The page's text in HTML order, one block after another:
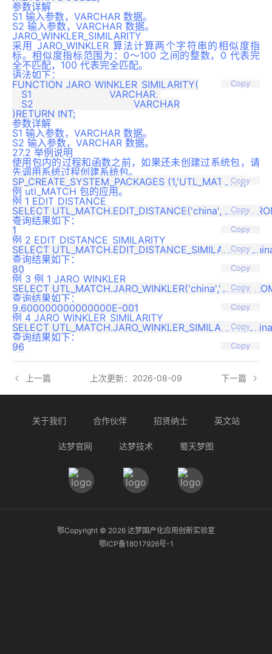
参数详解
S1 输入参数，VARCHAR 数据。
S2 输入参数，VARCHAR 数据。
JARO_WINKLER_SIMILARITY
采用 JARO_WINKLER 算法计算两个字符串的相似度指
标。相似度指标范围为：0～100 之间的整数，0 代表完
全不匹配，100 代表完全匹配。
语法如下：
Copy
FUNCTION JARO_WINKLER_SIMILARITY(
   S1 		 		VARCHAR,
   S2 		 		VARCHAR
参数详解
S1 输入参数，VARCHAR 数据。
S2 输入参数，VARCHAR 数据。
27.2 举例说明
使用包内的过程和函数之前，如果还未创建过系统包，请
先调用系统过程创建系统包。
Copy
例 utl_MATCH 包的应用。
例 1 EDIT_DISTANCE
Copy
查询结果如下：
Copy
例 2 EDIT_DISTANCE_SIMILARITY
Copy
查询结果如下：
Copy
例 3 例 1 JARO_WINKLER
Copy
查询结果如下：
Copy
例 4 JARO_WINKLER_SIMILARITY
Copy
查询结果如下：
Copy
上次更新：2026-08-09
上一篇 下一篇
关于我们 合作伙伴 招贤纳士 英文站
达梦官网 达梦技术 蜀天梦图
鄂Copyright © 2026 达梦国产化应用创新实验室
鄂ICP备18017926号-1